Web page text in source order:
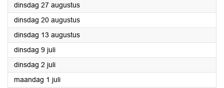
dinsdag 27 augustus2024
dinsdag 20 augustus2024
dinsdag 13 augustus2024
dinsdag 9 juli2024
dinsdag 2 juli2024
maandag 1 juli2024